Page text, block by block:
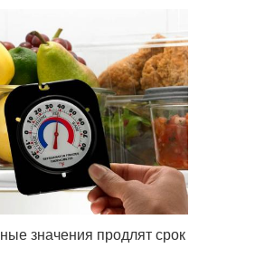
значения продлят срок